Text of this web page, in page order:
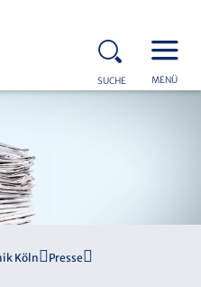
SUCHE MENÜ
Köln
Presse